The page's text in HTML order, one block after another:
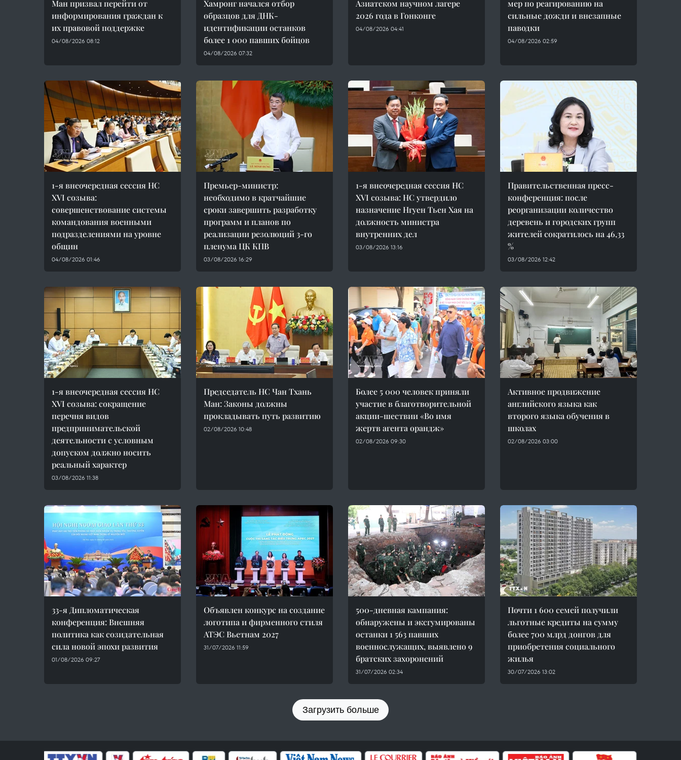
Ман призвал перейти от
информирования граждан к
их правовой поддержке
04/08/2026 08:12
Хамронг начался отбор
образцов для ДНК-
идентификации останков
более 1 000 павших бойцов
04/08/2026 07:32
Азиатском научном лагере
2026 года в Гонконге
04/08/2026 04:41
мер по реагированию на
сильные дожди и внезапные
паводки
04/08/2026 02:59
1-я внеочередная сессия НС
XVI созыва:
совершенствование системы
командования военными
подразделениями на уровне
общин
04/08/2026 01:46
Премьер-министр:
необходимо в кратчайшие
сроки завершить разработку
программ и планов по
реализации резолюций 3-го
пленума ЦК КПВ
03/08/2026 16:29
1-я внеочередная сессия НС
XVI созыва: НС утвердило
назначение Нгуен Тьен Хая на
должность министра
внутренних дел
03/08/2026 13:16
Правительственная пресс-
конференция: после
реорганизации количество
деревень и городских групп
жителей сократилось на 46,33
%
03/08/2026 12:42
1-я внеочередная сессия НС
XVI созыва: сокращение
перечня видов
предпринимательской
деятельности с условным
допуском должно носить
реальный характер
03/08/2026 11:38
Председатель НС Чан Тхань
Ман: Законы должны
прокладывать путь развитию
02/08/2026 10:48
Более 5 000 человек приняли
участие в благотворительной
акции-шествии «Во имя
жертв агента орандж»
02/08/2026 09:30
Активное продвижение
английского языка как
второго языка обучения в
школах
02/08/2026 03:00
33-я Дипломатическая
конференция: Внешняя
политика как созидательная
сила новой эпохи развития
01/08/2026 09:27
Объявлен конкурс на создание
логотипа и фирменного стиля
АТЭС Вьетнам 2027
31/07/2026 11:59
500-дневная кампания:
обнаружены и эксгумированы
останки 1 563 павших
военнослужащих, выявлено 9
братских захоронений
31/07/2026 02:34
Почти 1 600 семей получили
льготные кредиты на сумму
более 700 млрд донгов для
приобретения социального
жилья
30/07/2026 13:02
Загрузить больше